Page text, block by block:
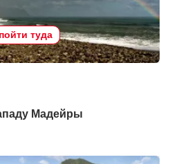
туда
Мадейры